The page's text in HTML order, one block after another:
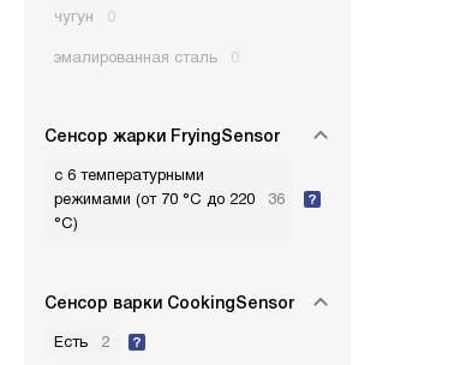
чугун 0
эмалированная сталь 0
Сенсор жарки FryingSensor
с 6 температурными
режимами (от 70 °C до 220
°C)
36
Сенсор варки CookingSensor
Есть 2